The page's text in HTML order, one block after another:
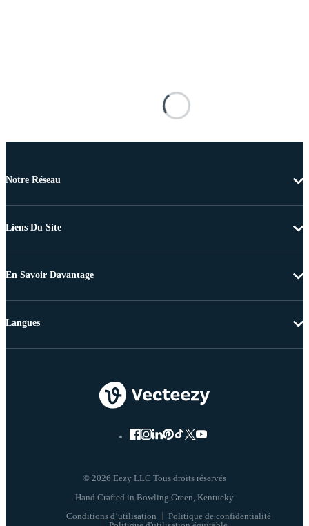
Notre Réseau
Liens Du Site
En Savoir Davantage
© 2026 Eezy LLC Tous droits réservés
Conditions d’utilisation
Politique de confidentialité
Langues